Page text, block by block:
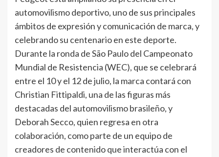
automovilismo deportivo, uno de sus principales
ámbitos de expresión y comunicación de marca, y
celebrando su centenario en este deporte.
Durante la ronda de São Paulo del Campeonato
Mundial de Resistencia (WEC), que se celebrará
entre el 10 y el 12 de julio, la marca contará con
Christian Fittipaldi, una de las figuras más
destacadas del automovilismo brasileño, y
Deborah Secco, quien regresa en otra
colaboración, como parte de un equipo de
creadores de contenido que interactúa con el